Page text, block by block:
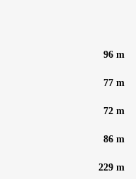
96 m
77 m
72 m
86 m
229 m